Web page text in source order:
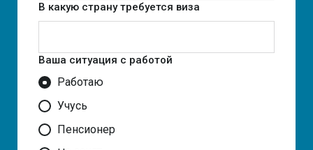
В какую страну требуется виза
Ваша ситуация с работой
Работаю
Учусь
Пенсионер